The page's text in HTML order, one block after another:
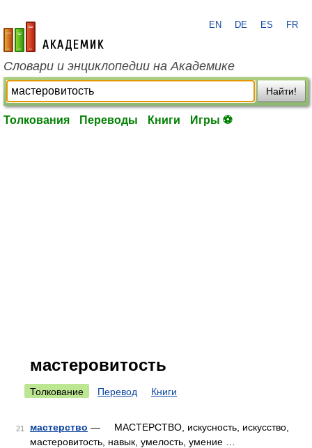
academic.ru
EN DE ES FR
Словари и энциклопедии на Академике
Найти!
Толкования Переводы Книги Игры ⚽
мастеровитость
Толкование Перевод Книги
21 мастерство — МАСТЕРСТВО, искусность, искусство,
мастеровитость, навык, умелость, умение …